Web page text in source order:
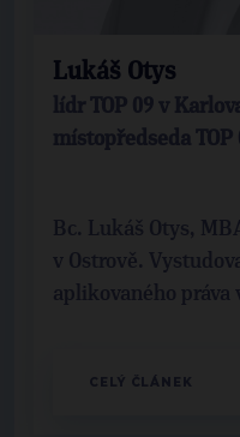
Lukáš Otys
lídr TOP 09 v
místopředseda TOP
Bc. Lukáš Otys,
v Ostrově.
aplikovaného práva
CELÝ ČLÁNEK